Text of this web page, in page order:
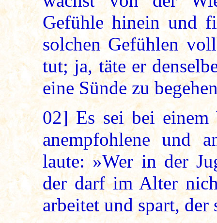
Gefühle hinein und
solchen Gefühlen
tut; ja, täte er
eine Sünde zu
02]Es sei bei einem
anempfohlene und
laute: »Wer in der
der darf im Alter
arbeitet und spart,